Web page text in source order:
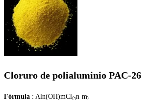
Cloruro de polialuminio PAC-26
Fórmula : Aln(OH)mCl₍₃n₋m₎